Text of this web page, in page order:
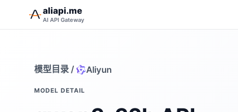
aliapi.me
AI API Gateway
模型目录 / Aliyun
MODEL DETAIL